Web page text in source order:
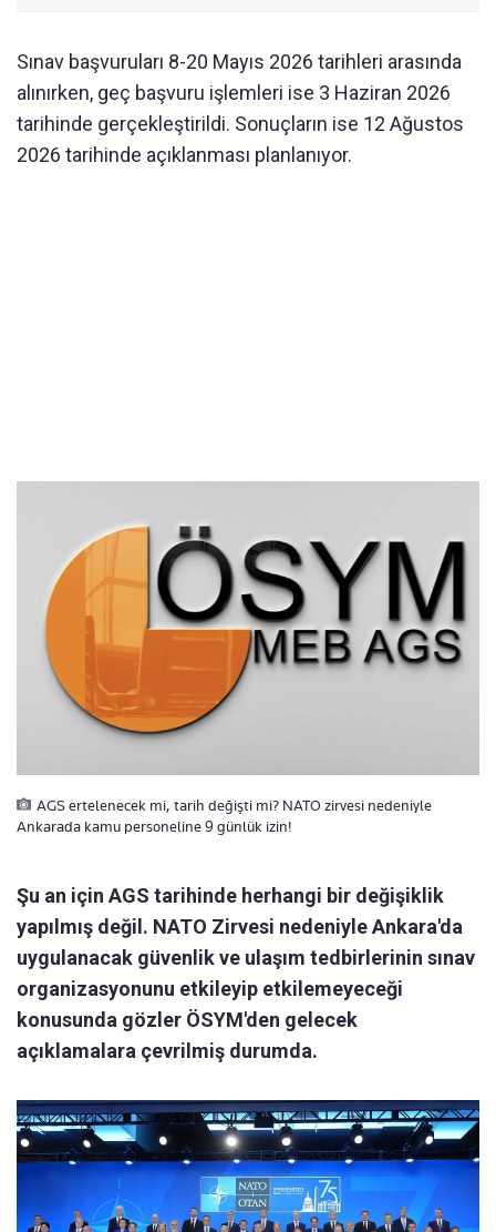
Sınav başvuruları 8-20 Mayıs 2026 tarihleri arasında
alınırken, geç başvuru işlemleri ise 3 Haziran 2026
tarihinde gerçekleştirildi. Sonuçların ise 12 Ağustos
2026 tarihinde açıklanması planlanıyor.
AGS ertelenecek mi, tarih değişti mi? NATO zirvesi nedeniyle
Ankarada kamu personeline 9 günlük izin!
Şu an için AGS tarihinde herhangi bir değişiklik
yapılmış değil. NATO Zirvesi nedeniyle Ankara'da
uygulanacak güvenlik ve ulaşım tedbirlerinin sınav
organizasyonunu etkileyip etkilemeyeceği
konusunda gözler ÖSYM'den gelecek
açıklamalara çevrilmiş durumda.